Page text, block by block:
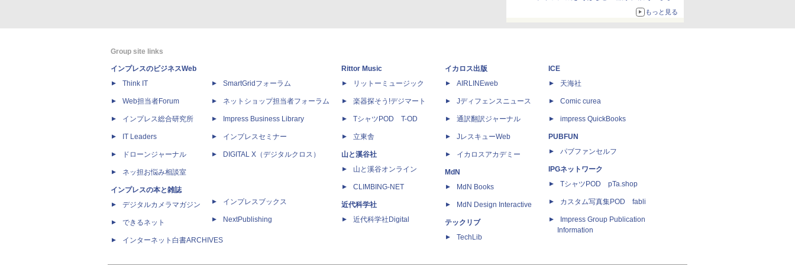
もっと見る
Group site links
インプレスのビジネスWeb
Think IT
Web担当者Forum
インプレス総合研究所
IT Leaders
ドローンジャーナル
ネッ担お悩み相談室
インプレスの本と雑誌
デジタルカメラマガジン
できるネット
インターネット白書ARCHIVES
SmartGridフォーラム
ネットショップ担当者フォーラム
Impress Business Library
インプレスセミナー
DIGITAL X（デジタルクロス）
インプレスブックス
NextPublishing
Rittor Music
リットーミュージック
楽器探そう!デジマート
TシャツPOD T-OD
立東舎
山と溪谷社
山と溪谷オンライン
CLIMBING-NET
近代科学社
近代科学社Digital
イカロス出版
AIRLINEweb
Jディフェンスニュース
通訳翻訳ジャーナル
JレスキューWeb
イカロスアカデミー
MdN
MdN Books
MdN Design Interactive
テックリブ
TechLib
ICE
天海社
Comic curea
impress QuickBooks
PUBFUN
パブファンセルフ
IPGネットワーク
TシャツPOD pTa.shop
カスタム写真集POD fabli
Impress Group Publication
Information